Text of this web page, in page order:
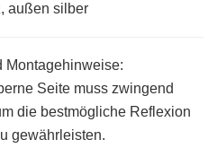
außen silber
Montagehinweise:
Seite muss zwingend
die bestmögliche Reflexion
gewährleisten.